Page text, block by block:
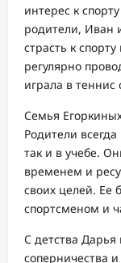
интерес к
родители, Иван
страсть к
регулярно
играла в
Семья
Родители
так и в учебе.
временем и
своих целей. Ее
спортсменом и
С детства Дарья
соперничества